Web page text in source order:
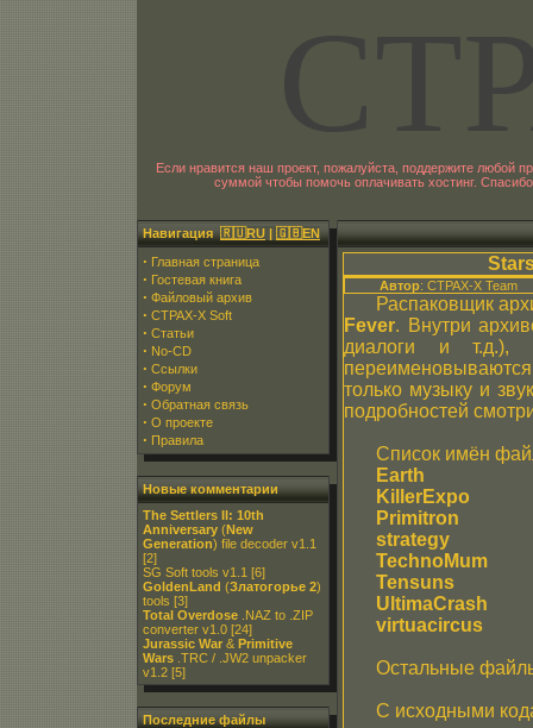
Если нравится наш проект, пожалуйста, поддержите любой
суммой чтобы помочь оплачивать хостинг.
Навигация🇷🇺RU | 🇬🇧EN
· Главная страница
· Гостевая книга
· Файловый архив
· CTPAX-X Soft
· Статьи
· No-CD
· Ссылки
· Форум
· Обратная связь
· О проекте
· Правила
Новые комментарии
The Settlers II: 10th
Anniversary (New
Generation) file decoder v1.1
[2]
SG Soft tools v1.1 [6]
GoldenLand (Златогорье 2)
tools [3]
Total Overdose .NAZ to .ZIP
converter v1.0 [24]
Jurassic War & Primitive
Wars .TRC / .JW2 unpacker
v1.2 [5]
Последние файлы
Автор: CTPAX-X Team
Распаковщик
Fever. Внутри
диалоги и т.д.),
только музыку и
подробностей
Список имён
Earth
KillerExpo
Primitron
strategy
TechnoMum
Tensuns
UltimaCrash
virtuacircus
Остальные
С исходными